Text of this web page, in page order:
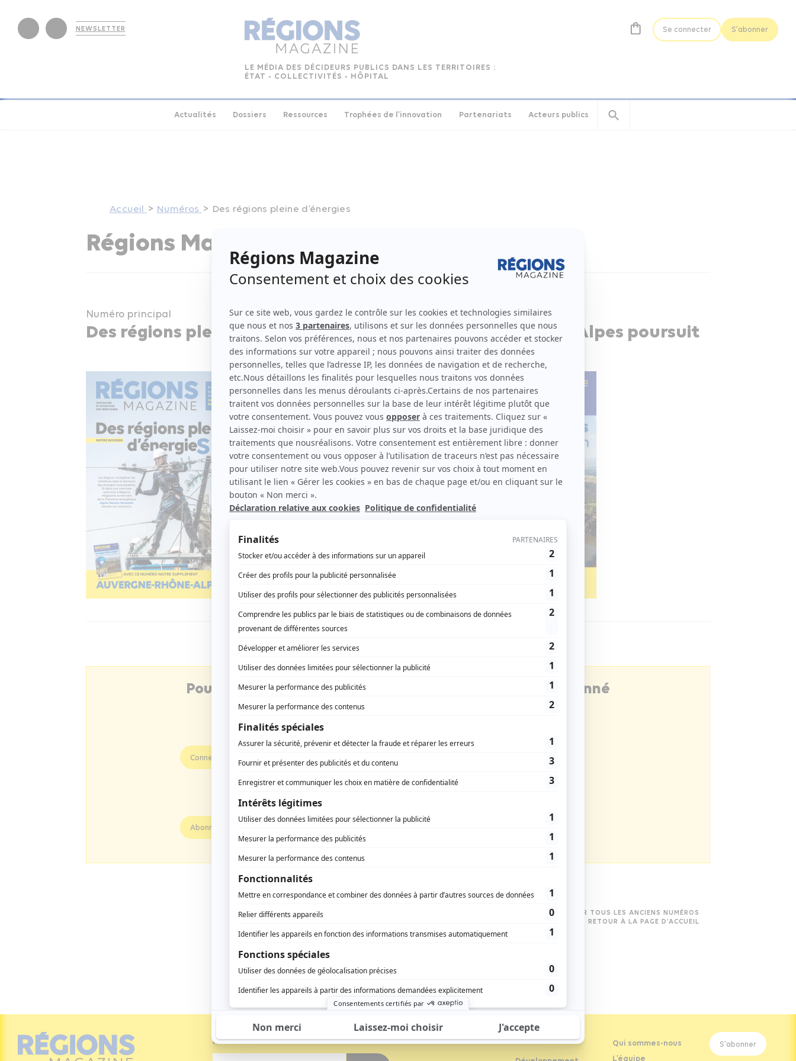
NEWSLETTER
LE MÉDIA DES DÉCIDEURS PUBLICS DANS LES TERRITOIRES :
ÉTAT ‑ COLLECTIVITÉS ‑ HÔPITAL
Se connecter S'abonner
Actualités Dossiers Ressources Trophées de l’innovation Partenariats Acteurs publics
Accueil Numéros Des régions pleine d’énergies
Régions Magazine N°164 – septembre 2022
Numéro principal
Des régions pleine d’énergies
Supplément
Auvergne-Rhône-Alpes poursuit
son asension
Pour consulter les anciens numéros, vous devez être abonné
Vous êtes abonné à Régions Magazine ?
Connectez-vous
Profitez d'un accès aux contenus et services exclusifs de Régions Magazine
Abonnez vous
VOIR TOUS LES ANCIENS NUMÉROS
RETOUR À LA PAGE D’ACCUEIL
Inscrivez-vous à notre newsletter
Qui sommes-nous
L’équipe
S'abonner